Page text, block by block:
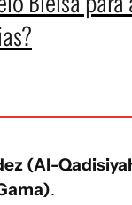
(Al-
.